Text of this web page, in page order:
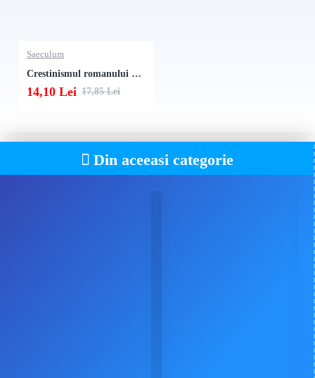
Saeculum
Crestinismul romanului oglindit in graiul sau
14,10 Lei 17,85 Lei
Din aceeasi categorie